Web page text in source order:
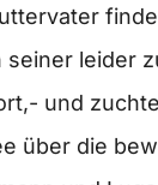
leider
und
über die